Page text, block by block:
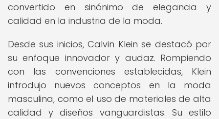
convertido en sinónimo de elegancia y
calidad en la industria de la moda.
Desde sus inicios, Calvin Klein se destacó por
su enfoque innovador y audaz. Rompiendo
con las convenciones establecidas, Klein
introdujo nuevos conceptos en la moda
masculina, como el uso de materiales de alta
calidad y diseños vanguardistas. Su estilo